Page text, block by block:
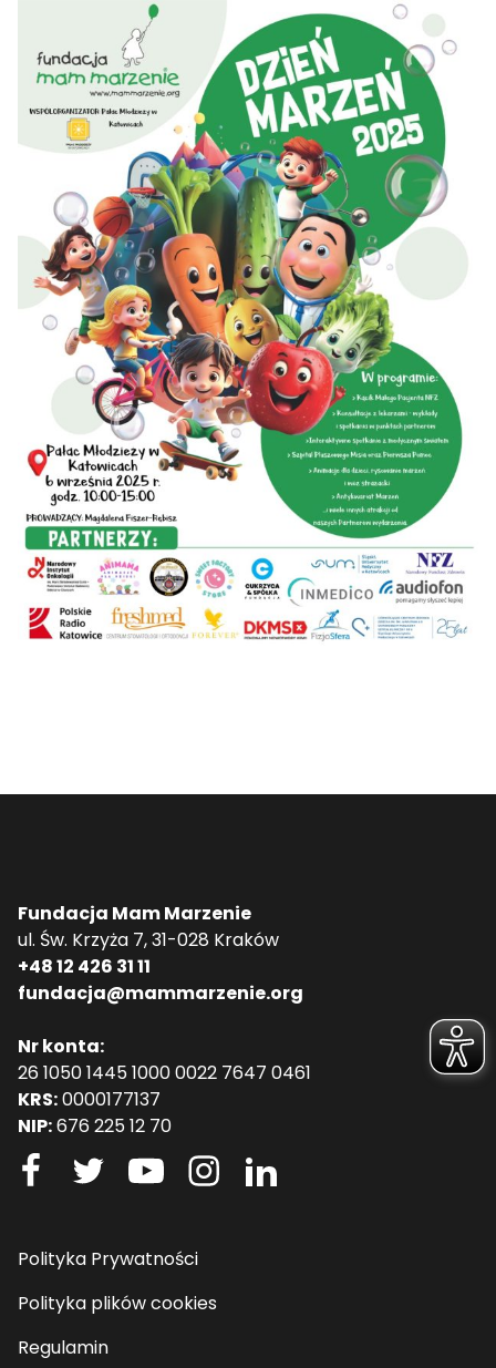
Fundacja Mam Marzenie
ul. Św. Krzyża 7, 31-028 Kraków
+48 12 426 31 11
fundacja@mammarzenie.org
Nr konta:
26 1050 1445 1000 0022 7647 0461
KRS:0000177137
NIP:676 225 12 70
Polityka Prywatności
Polityka plików cookies
Regulamin